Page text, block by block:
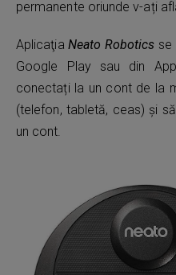
permanente oriunde v-ați
AplicaţiaNeato Robotics se
Google Play sau din
conectați la un cont de la
(telefon, tabletă, ceas) și
un cont.